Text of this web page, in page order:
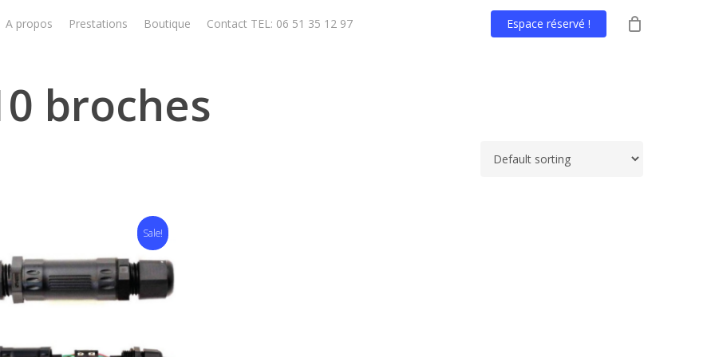
A propos Prestations Boutique Contact TEL: 06 51 35 12 97 Espace réservé !
broches
Sale!